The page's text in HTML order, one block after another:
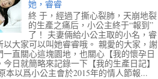
她，睿睿
終 于，經過了撕心裂肺，天崩地裂
的生產之痛后，小公主終于“報到”
了！ 夫妻倆給小公主取的小名，睿
以大家可以叫她睿睿哦。 親愛的大家，謝
一直關心這塊園地，也關心【我的懷孕日
今日就簡略來記錄一下【我的生產日記】
本以爲小公主會於2015年的情人節報...